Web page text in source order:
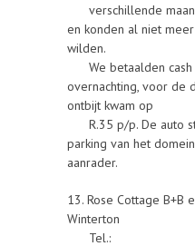
verschillende
en konden al niet
wilden.
We betaalden cash
overnachting, voor de
ontbijt kwam op
R.35 p/p. De auto
parking van het
aanrader.
13. Rose Cottage
Winterton
Tel.: